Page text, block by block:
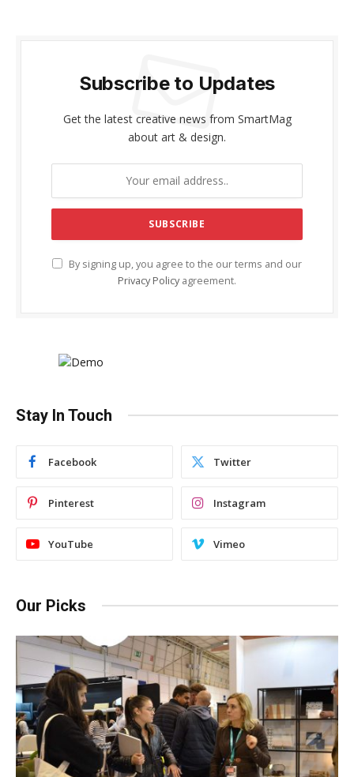
Subscribe to Updates
Get the latest creative news from SmartMag
about art & design.
By signing up, you agree to the our terms and our
Privacy Policy agreement.
Stay In Touch
Facebook Twitter
Pinterest Instagram
YouTube Vimeo
Our Picks